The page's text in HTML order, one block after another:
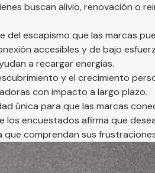
buscan alivio, renovación o
del escapismo que las marcas
accesibles y de bajo
a recargar energías.
y el crecimiento
con impacto a largo plazo​.
única para que las marcas
los encuestados afirma que
comprendan sus